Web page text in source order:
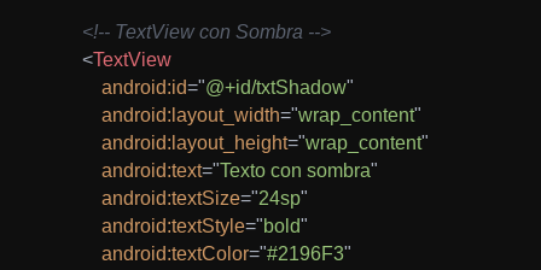
<!-- TextView con Sombra -->
<TextView
android:id="@+id/txtShadow"
android: layout_width="wrap_content"
android: layout_height="wrap_content"
android:text="Texto con sombra"
android:textSize="24sp"
android:textStyle="bold"
android:textColor="#2196F3"